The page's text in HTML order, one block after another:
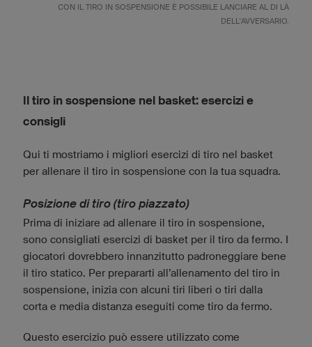
CON IL TIRO IN SOSPENSIONE È POSSIBILE LANCIARE AL DI LÀ
DELL'AVVERSARIO.
Il tiro in sospensione nel basket: esercizi e
consigli
Qui ti mostriamo i migliori esercizi di tiro nel basket
per allenare il tiro in sospensione con la tua squadra.
Posizione di tiro (tiro piazzato)
Prima di iniziare ad allenare il tiro in sospensione,
sono consigliati esercizi di basket per il tiro da fermo. I
giocatori dovrebbero innanzitutto padroneggiare bene
il tiro statico. Per prepararti all’allenamento del tiro in
sospensione, inizia con alcuni tiri liberi o tiri dalla
corta e media distanza eseguiti come tiro da fermo.
Questo esercizio può essere utilizzato come